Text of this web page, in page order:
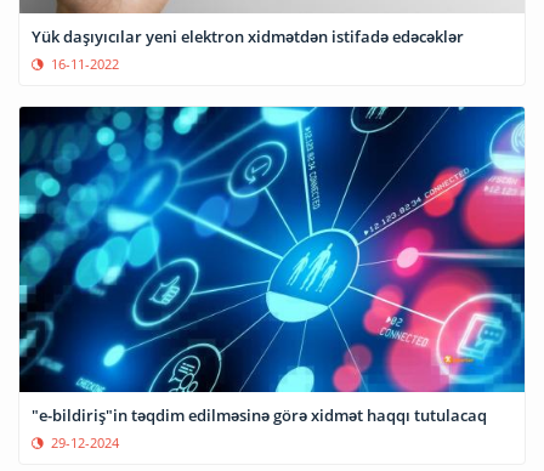
Yük daşıyıcılar yeni elektron xidmətdən istifadə edəcəklər
16-11-2022
"e-bildiriş"in təqdim edilməsinə görə xidmət haqqı tutulacaq
29-12-2024